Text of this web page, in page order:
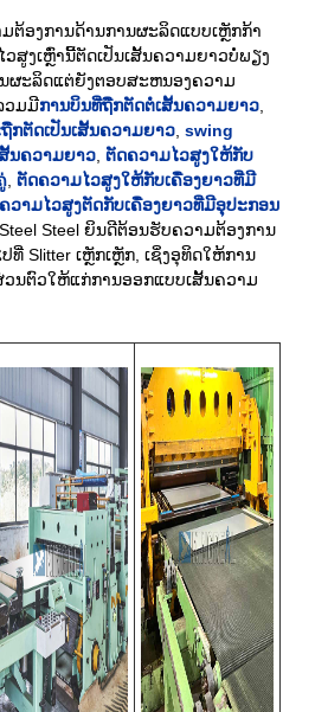
ຕ້ອງການດ້ານການຜະລິດແບບເຫຼັກກ້າ
ສູງເຫຼົ່ານີ້ຕັດເປັນເສັ້ນຄວາມຍາວບໍ່ພຽງ
ຜະລິດແຕ່ຍັງຕອບສະຫນອງຄວາມ
ວມມີການບິນທີ່ຖືກຕັດຕໍ່ເສັ້ນຄວາມຍາວ
ກຕັດເປັນເສັ້ນຄວາມຍາວ swing
ນຄວາມຍາວ ຕັດຄວາມໄວສູງໃຫ້ກັບ
ຕັດຄວາມໄວສູງໃຫ້ກັບເຄື່ອງຍາວທີ່ມີ
ຄວາມໄວສູງຕັດກັບເຄື່ອງຍາວທີ່ມີອຸປະກອນ
Steel Steel ຍິນດີຕ້ອນຮັບຄວາມຕ້ອງການ
ທີ່ Slitter ເຫຼັກເຫຼັກ, ເຊິ່ງອຸທິດໃຫ້ການ
ນຕົວໃຫ້ແກ່ການອອກແບບເສັ້ນຄວາມ